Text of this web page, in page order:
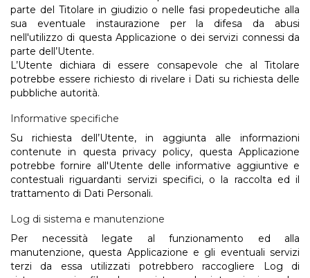
parte del Titolare in giudizio o nelle fasi propedeutiche alla
sua eventuale instaurazione per la difesa da abusi
nell'utilizzo di questa Applicazione o dei servizi connessi da
parte dell’Utente.
L’Utente dichiara di essere consapevole che al Titolare
potrebbe essere richiesto di rivelare i Dati su richiesta delle
pubbliche autorità.
Informative specifiche
Su richiesta dell’Utente, in aggiunta alle informazioni
contenute in questa privacy policy, questa Applicazione
potrebbe fornire all'Utente delle informative aggiuntive e
contestuali riguardanti servizi specifici, o la raccolta ed il
trattamento di Dati Personali.
Log di sistema e manutenzione
Per necessità legate al funzionamento ed alla
manutenzione, questa Applicazione e gli eventuali servizi
terzi da essa utilizzati potrebbero raccogliere Log di